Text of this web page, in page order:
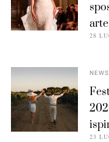
28
NEWS
23